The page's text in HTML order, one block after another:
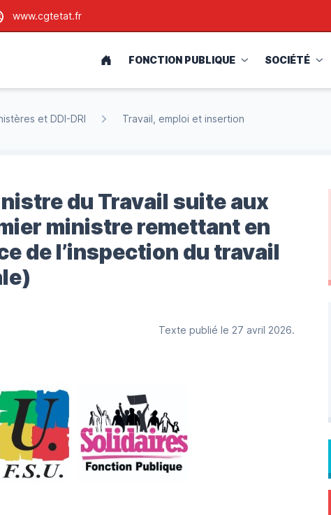
www.cgtetat.fr
ACCUEILFONCTION PUBLIQUE SOCIÉTÉ
et DDI-DRI Travail, emploi et insertion
du Travail suite aux
ministre remettant en
de l’inspection du travail
Texte publié le 27 avril 2026.